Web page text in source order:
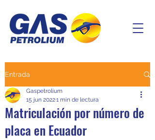
Entrada
Matriculación por número de
placa en Ecuador
Gaspetrolium
15 jun 20221 min de lectura